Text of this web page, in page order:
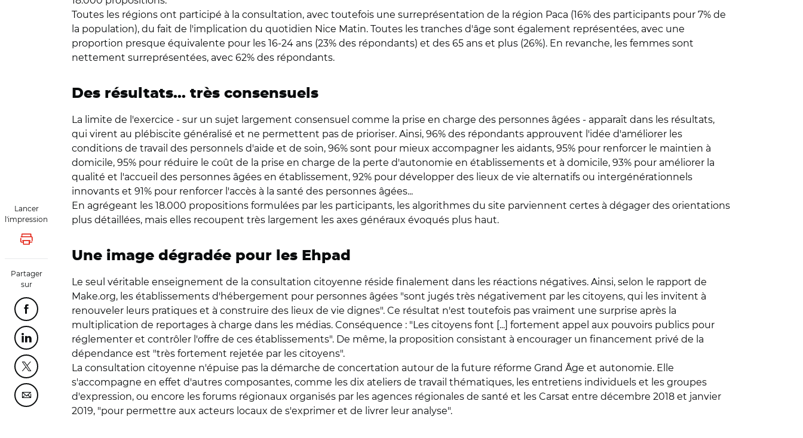
Lancer
l'impression
Lancer l'impression
Partager
sur
Partager cette page sur Facebook
Partager cette page sur Linkedin
Partager cette page sur Twitter
Partager cette page sur Courriel
Toutes les régions ont participé à la consultation, avec toutefois une surreprésentation de la région Paca (16% des participants pour 7% de
la population), du fait de l'implication du quotidien Nice Matin. Toutes les tranches d'âge sont également représentées, avec une
proportion presque équivalente pour les 16-24 ans (23% des répondants) et des 65 ans et plus (26%). En revanche, les femmes sont
nettement surreprésentées, avec 62% des répondants.
Des résultats... très consensuels
La limite de l'exercice - sur un sujet largement consensuel comme la prise en charge des personnes âgées - apparaît dans les résultats,
qui virent au plébiscite généralisé et ne permettent pas de prioriser. Ainsi, 96% des répondants approuvent l'idée d'améliorer les
conditions de travail des personnels d'aide et de soin, 96% sont pour mieux accompagner les aidants, 95% pour renforcer le maintien à
domicile, 95% pour réduire le coût de la prise en charge de la perte d'autonomie en établissements et à domicile, 93% pour améliorer la
qualité et l'accueil des personnes âgées en établissement, 92% pour développer des lieux de vie alternatifs ou intergénérationnels
innovants et 91% pour renforcer l'accès à la santé des personnes âgées...
En agrégeant les 18.000 propositions formulées par les participants, les algorithmes du site parviennent certes à dégager des orientations
plus détaillées, mais elles recoupent très largement les axes généraux évoqués plus haut.
Une image dégradée pour les Ehpad
Le seul véritable enseignement de la consultation citoyenne réside finalement dans les réactions négatives. Ainsi, selon le rapport de
Make.org, les établissements d'hébergement pour personnes âgées "sont jugés très négativement par les citoyens, qui les invitent à
renouveler leurs pratiques et à construire des lieux de vie dignes". Ce résultat n'est toutefois pas vraiment une surprise après la
multiplication de reportages à charge dans les médias. Conséquence : "Les citoyens font [...] fortement appel aux pouvoirs publics pour
réglementer et contrôler l'offre de ces établissements". De même, la proposition consistant à encourager un financement privé de la
dépendance est "très fortement rejetée par les citoyens".
La consultation citoyenne n'épuise pas la démarche de concertation autour de la future réforme Grand Âge et autonomie. Elle
s'accompagne en effet d'autres composantes, comme les dix ateliers de travail thématiques, les entretiens individuels et les groupes
d'expression, ou encore les forums régionaux organisés par les agences régionales de santé et les Carsat entre décembre 2018 et janvier
2019, "pour permettre aux acteurs locaux de s'exprimer et de livrer leur analyse".